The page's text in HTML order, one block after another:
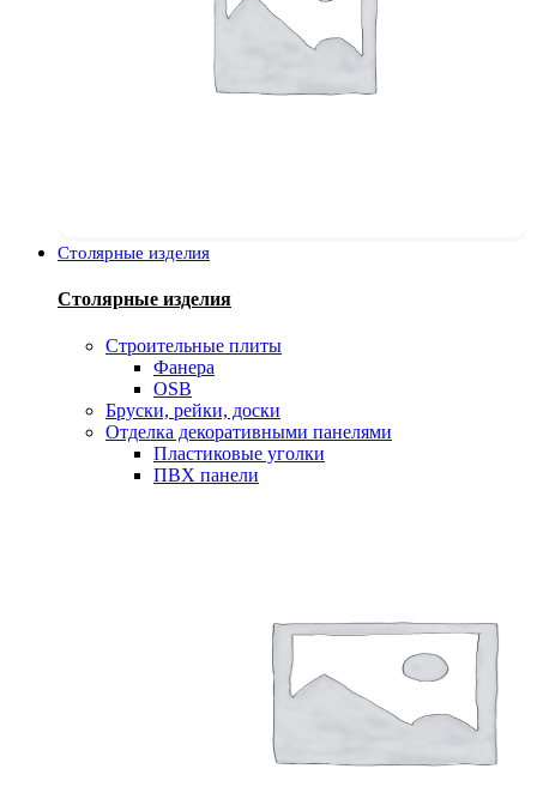
Столярные изделия
Столярные изделия
Строительные плиты
Фанера
OSB
Бруски, рейки, доски
Отделка декоративными панелями
Пластиковые уголки
ПВХ панели